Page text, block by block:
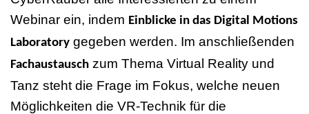
Webinar ein, indem Einblicke in das Digital Motions
Laboratory gegeben werden. Im anschließenden
Fachaustausch zum Thema Virtual Reality und
Tanz steht die Frage im Fokus, welche neuen
Möglichkeiten die VR-Technik für die